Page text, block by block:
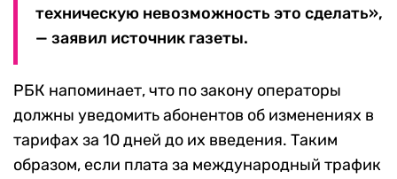
техническую невозможность это сделать»,
— заявил источник газеты.
РБК напоминает, что по закону операторы
должны уведомить абонентов об изменениях в
тарифах за 10 дней до их введения. Таким
образом, если плата за международный трафик